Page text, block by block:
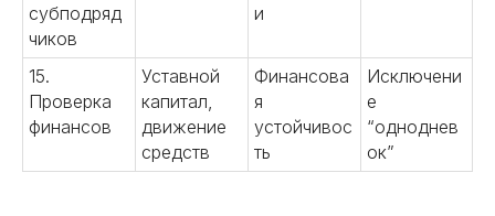
субподряд
чиков
и
15.
Проверка
финансов
Уставной
капитал,
движение
средств
Финансова
я
устойчивос
ть
Исключени
е
“одноднев
ок”